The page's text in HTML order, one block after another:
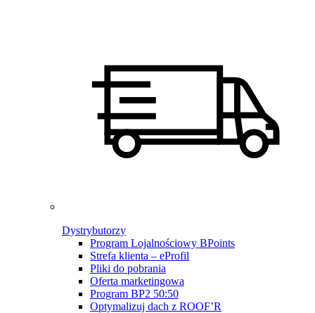
Dystrybutorzy
Program Lojalnościowy BPoints
Strefa klienta – eProfil
Pliki do pobrania
Oferta marketingowa
Program BP2 50:50
Optymalizuj dach z ROOF’R